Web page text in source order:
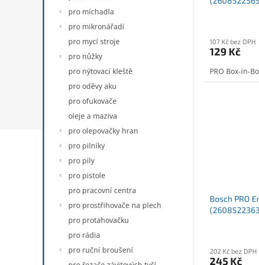
pro míchadla
pro mikronářadí
pro mycí stroje
pro nůžky
pro nýtovací kleště
pro oděvy aku
pro ofukovače
oleje a maziva
pro olepovačky hran
pro pilníky
pro pily
pro pistole
pro pracovní centra
pro prostřihovače na plech
pro protahovačku
pro rádia
pro ruční broušení
107 Kč bez DPH
129 Kč
PRO Box-in-
Bosch PRO
202 Kč bez DPH
245 Kč